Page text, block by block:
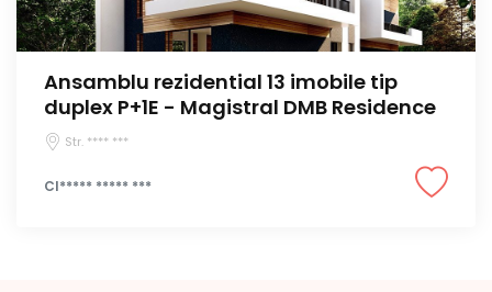
Ansamblu rezidential 13 imobile tip
duplex P+1E - Magistral DMB Residence
Str. **** ***
CI***** ***** ***